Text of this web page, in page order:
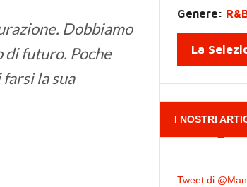
Dobbiamo
di futuro. Poche
la sua
Genere:
La
I NOSTRI
Tweet di